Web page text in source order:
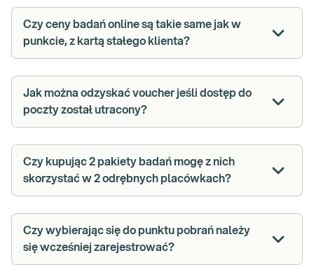
Czy ceny badań online są takie same jak w
punkcie, z kartą stałego klienta?
Jak można odzyskać voucher jeśli dostęp do
poczty został utracony?
Czy kupując 2 pakiety badań mogę z nich
skorzystać w 2 odrębnych placówkach?
Czy wybierając się do punktu pobrań należy
się wcześniej zarejestrować?